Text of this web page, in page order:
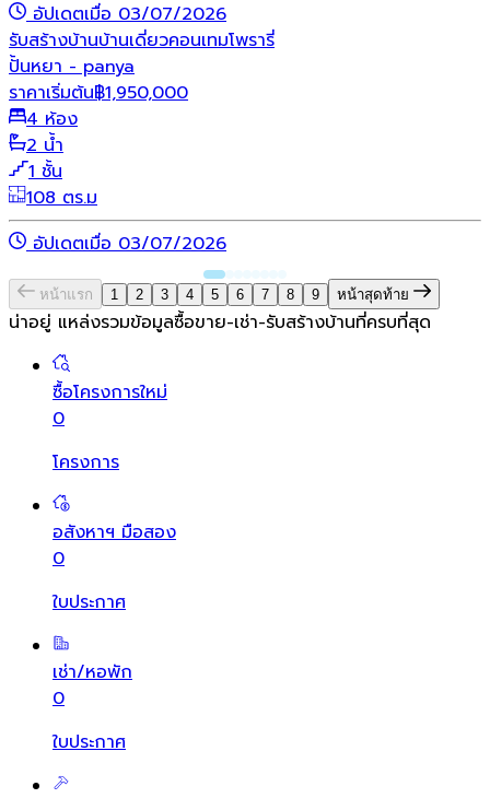
อัปเดตเมื่อ 03/07/2026
รับสร้างบ้านบ้านเดี่ยวคอนเทมโพรารี่
ปั้นหยา - panya
ราคาเริ่มต้น฿1,950,000
4 ห้อง
2 น้ำ
1 ชั้น
108 ตร.ม
อัปเดตเมื่อ 03/07/2026
หน้าแรก 1 2 3 4 5 6 7 8 9 หน้าสุดท้าย
น่าอยู่ แหล่งรวมข้อมูลซื้อขาย-เช่า-รับสร้างบ้านที่ครบที่สุด
ซื้อโครงการใหม่
0
โครงการ
อสังหาฯ มือสอง
0
ใบประกาศ
เช่า/หอพัก
0
ใบประกาศ